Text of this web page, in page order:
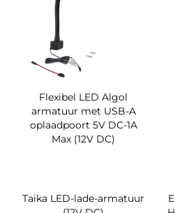
Flexibel LED Algol
armatuur met USB-A
oplaadpoort 5V DC-1A
Max (12V DC)